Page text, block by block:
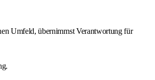
Umfeld, übernimmst Verantwortung für